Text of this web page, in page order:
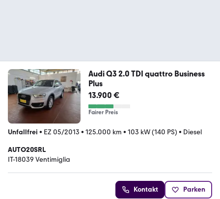
Audi Q3 2.0 TDI quattro Business
Plus
13.900 €
Fairer Preis
Unfallfrei • EZ 05/2013 • 125.000 km • 103 kW (140 PS) • Diesel
AUTO20SRL
IT-18039 Ventimiglia
Kontakt Parken